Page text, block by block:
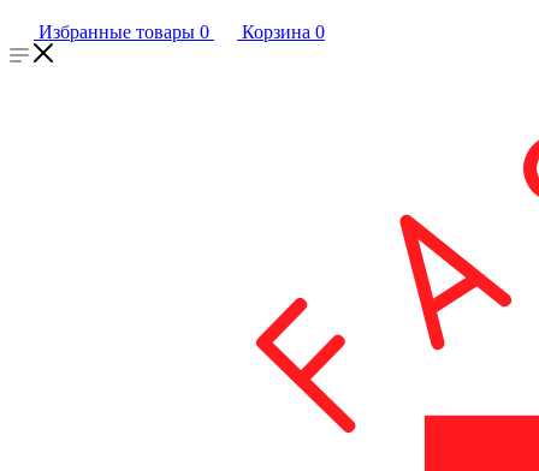
Избранные товары 0 Корзина 0